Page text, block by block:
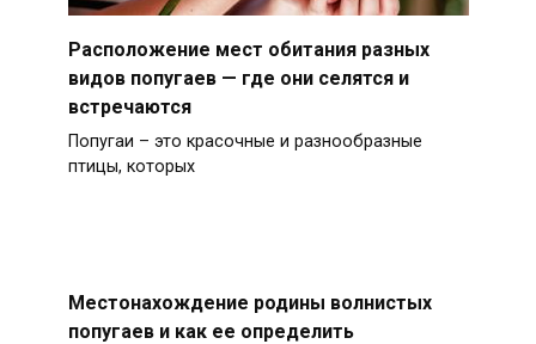
Расположение мест обитания разных
видов попугаев — где они селятся и
встречаются
Попугаи – это красочные и разнообразные
птицы, которых
Местонахождение родины волнистых
попугаев и как ее определить